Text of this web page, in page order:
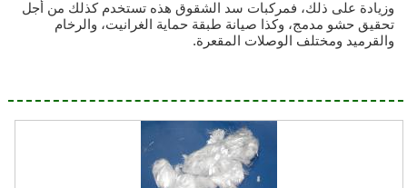
وزيادة على ذلك، فمركبات سد الشقوق هذه تستخدم كذلك من أجل
تحقيق حشو مدمج، وكذا صيانة طبقة حماية الغرانيت، والرخام
والقرميد ومختلف الوصلات المقعرة.